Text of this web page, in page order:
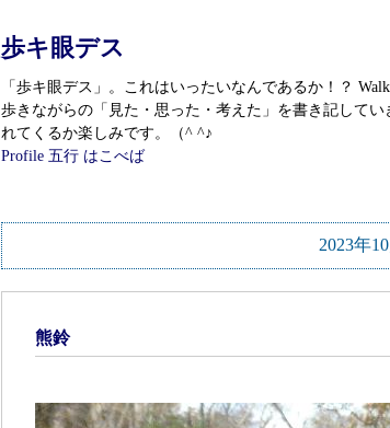
歩キ眼デス
「歩キ眼デス」。これはいったいなんであるか！？
歩きながらの「見た・思った・考えた」を書き記して
れてくるか楽しみです。（^ ^♪
Profile 五行 はこべば
2023年10
熊鈴